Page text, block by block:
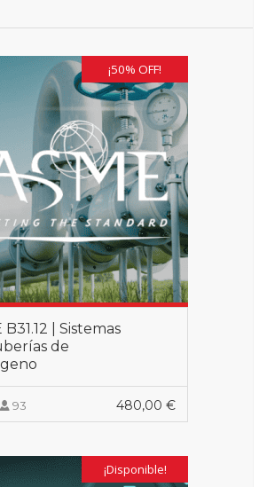
¡50% OFF!
B31.12 | Sistemas
de
93 480,00 €
¡Disponible!